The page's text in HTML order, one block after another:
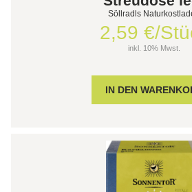
Söllradls
2,59 €/
inkl. 10% Mwst.